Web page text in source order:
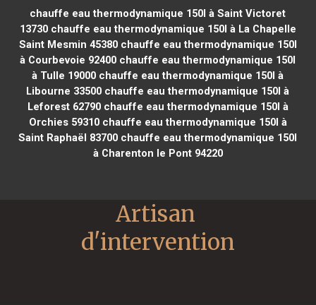
chauffe eau thermodynamique 150l à Saint Victoret
13730chauffe eau thermodynamique 150l à La Chapelle
Saint Mesmin 45380chauffe eau thermodynamique 150l
à Courbevoie 92400 chauffe eau thermodynamique 150l
à Tulle 19000 chauffe eau thermodynamique 150l à
Libourne 33500 chauffe eau thermodynamique 150l à
Leforest 62790chauffe eau thermodynamique 150l à
Orchies 59310chauffe eau thermodynamique 150l à
Saint Raphaël 83700 chauffe eau thermodynamique 150l
à Charenton le Pont 94220
Artisan
d'intervention